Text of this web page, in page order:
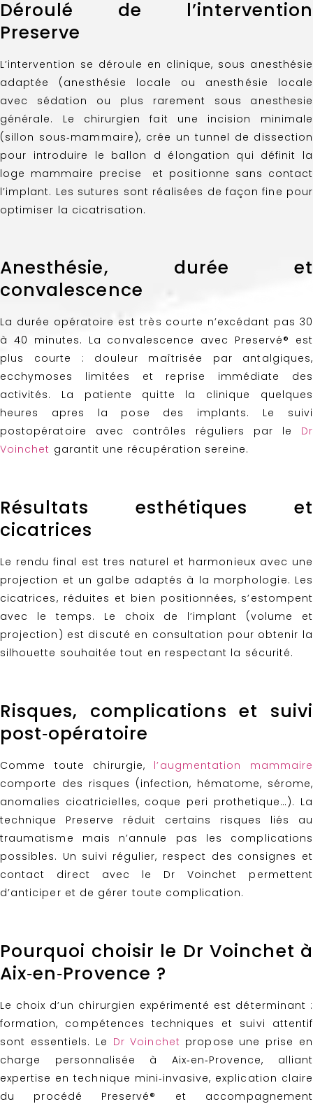
Déroulé de l’intervention
Preserve
L’intervention se déroule en clinique, sous anesthésie
adaptée (anesthésie locale ou anesthésie locale
avec sédation ou plus rarement sous anesthesie
générale. Le chirurgien fait une incision minimale
(sillon sous‑mammaire), crée un tunnel de dissection
pour introduire le ballon d élongation qui définit la
loge mammaire precise et positionne sans contact
l’implant. Les sutures sont réalisées de façon fine pour
optimiser la cicatrisation.
Anesthésie, durée et
convalescence
La durée opératoire est très courte n’excédant pas 30
à 40 minutes. La convalescence avec Preservé® est
plus courte : douleur maîtrisée par antalgiques,
ecchymoses limitées et reprise immédiate des
activités. La patiente quitte la clinique quelques
heures apres la pose des implants. Le suivi
postopératoire avec contrôles réguliers par le Dr
Voinchet garantit une récupération sereine.
Résultats esthétiques et
cicatrices
Le rendu final est tres naturel et harmonieux avec une
projection et un galbe adaptés à la morphologie. Les
cicatrices, réduites et bien positionnées, s’estompent
avec le temps. Le choix de l’implant (volume et
projection) est discuté en consultation pour obtenir la
silhouette souhaitée tout en respectant la sécurité.
Risques, complications et suivi
post‑opératoire
Comme toute chirurgie, l’augmentation mammaire
comporte des risques (infection, hématome, sérome,
anomalies cicatricielles, coque peri prothetique…). La
technique Preserve réduit certains risques liés au
traumatisme mais n’annule pas les complications
possibles. Un suivi régulier, respect des consignes et
contact direct avec le Dr Voinchet permettent
d’anticiper et de gérer toute complication.
Pourquoi choisir le Dr Voinchet à
Aix‑en‑Provence ?
Le choix d’un chirurgien expérimenté est déterminant :
formation, compétences techniques et suivi attentif
sont essentiels. Le Dr Voinchet propose une prise en
charge personnalisée à Aix‑en‑Provence, alliant
expertise en technique mini‑invasive, explication claire
du procédé Preservé® et accompagnement